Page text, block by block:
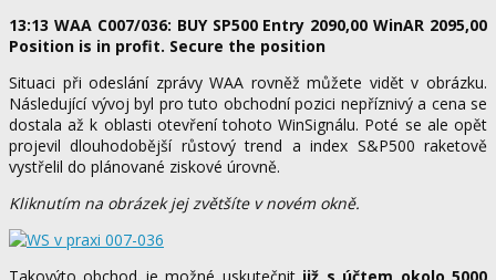
13:13 WAA C007/036: BUY SP500 Entry 2090,00 WinAR 2095,00
Position is in profit. Secure the position
Situaci při odeslání zprávy WAA rovněž můžete vidět v obrázku.
Následující vývoj byl pro tuto obchodní pozici nepříznivý a cena se
dostala až k oblasti otevření tohoto WinSignálu. Poté se ale opět
projevil dlouhodobější růstový trend a index S&P500 raketově
vystřelil do plánované ziskové úrovně.
Kliknutím na obrázek jej zvětšíte v novém okně.